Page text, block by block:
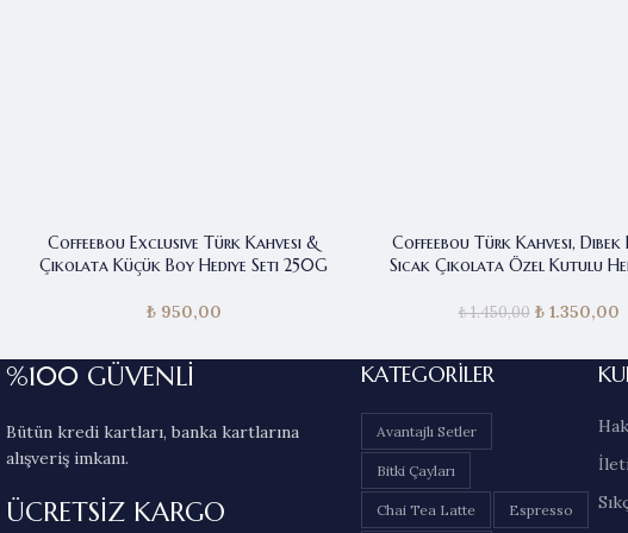
Coffeebou Exclusive Türk Kahvesi &
Çikolata Küçük Boy Hediye Seti 250G
₺950,00
Coffeebou Türk Kahvesi, Dibek
Sıcak Çikolata Özel Kutulu
₺1.450,00
Orijinal
₺1.350,00
%100 GÜVENLİ
Bütün kredi kartları, banka kartlarına
alışveriş imkanı.
ÜCRETSİZ KARGO
KATEGORILER
Avantajlı Setler
Bitki Çayları
Chai Tea Latte Espresso